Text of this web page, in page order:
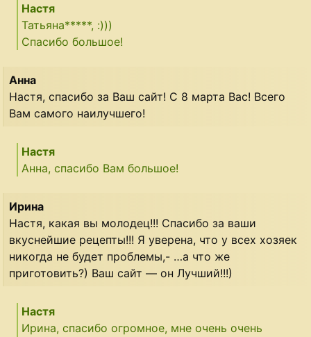
Настя
Татьяна*****, :)))
Спасибо большое!
Анна
Настя, спасибо за Ваш сайт! С 8 марта Вас! Всего
Вам самого наилучшего!
Настя
Анна, спасибо Вам большое!
Ирина
Настя, какая вы молодец!!! Спасибо за ваши
вкуснейшие рецепты!!! Я уверена, что у всех хозяек
никогда не будет проблемы,- …а что же
приготовить?) Ваш сайт — он Лучший!!!)
Настя
Ирина, спасибо огромное, мне очень очень